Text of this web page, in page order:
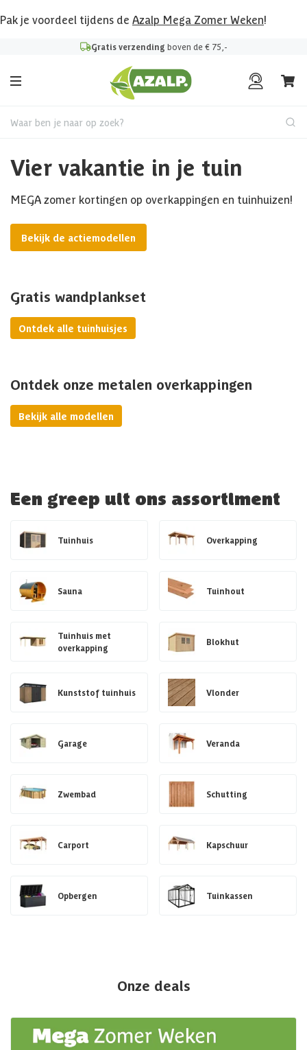
Pak je voordeel tijdens de Azalp Mega Zomer Weken!
Gratis verzending boven de € 75,-
Waar ben je naar op zoek?
Vier vakantie in je tuin
MEGA zomer kortingen op overkappingen en tuinhuizen!
Bekijk de actiemodellen
Gratis wandplankset
Ontdek alle tuinhuisjes
Ontdek onze metalen overkappingen
Bekijk alle modellen
Een greep uit ons assortiment
Tuinhuis Overkapping
Sauna Tuinhout
Tuinhuis met
overkapping
Blokhut
Kunststof tuinhuis Vlonder
Garage Veranda
Zwembad Schutting
Carport Kapschuur
Opbergen Tuinkassen
Onze deals